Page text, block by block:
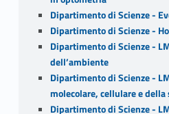
Dipartimento di Scienze -
Dipartimento di Scienze -
Dipartimento di Scienze -
dell’ambiente
Dipartimento di Scienze -
molecolare, cellulare e
Dipartimento di Scienze -